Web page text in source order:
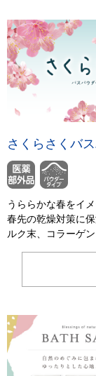
さくらさくバ
うららかな春をイ
春先の乾燥対策に
ルク末、コラーゲ